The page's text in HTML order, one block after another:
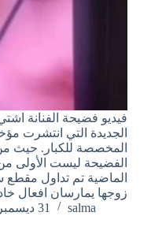
فيديو فضيحة الفنانة
الجديدة التي انتشرت
المخصصة للكبار. حيث
الفضيحة ليست الأولى
الماضية تم تداول
زوجها يمارسان افعال
salma
31 ديسمبر، 2025